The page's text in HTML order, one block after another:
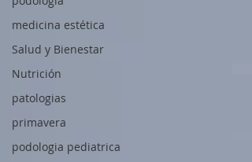
medicina estética
Salud y Bienestar
Nutrición
patologias
primavera
podologia pediatrica